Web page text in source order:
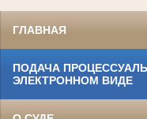
ГЛАВНАЯ
ПОДАЧА
ЭЛЕКТРОННОМ ВИДЕ